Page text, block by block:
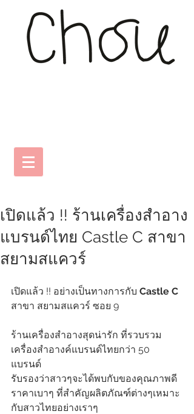
เปิดแล้ว !! ร้านเครื่องสำอาง
แบรนด์ไทย Castle C สาขา
สยามสแควร์
เปิดแล้ว !! อย่างเป็นทางการกับ Castle C
สาขา สยามสแควร์ ซอย 9
ร้านเครื่องสำอางสุดน่ารัก ที่รวบรวม
เครื่องสำอางค์แบรนด์ไทยกว่า 50
แบรนด์
รับรองว่าสาวๆจะได้พบกับของคุณภาพดี
ราคาเบาๆ ที่สำคัญผลิตภัณฑ์ต่างๆเหมาะ
กับสาวไทยอย่างเราๆ